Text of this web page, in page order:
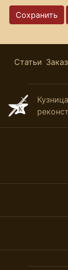
Статьи Заказ